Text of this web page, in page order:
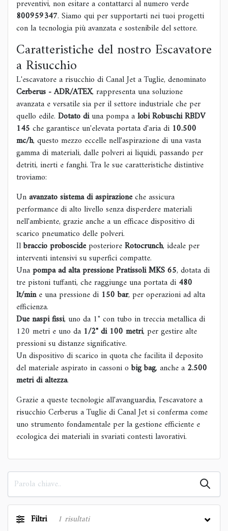
preventivi, non esitare a contattarci al numero verde
800959347. Siamo qui per supportarti nei tuoi progetti
con la tecnologia più avanzata e sostenibile del settore.
Caratteristiche del nostro Escavatore
a Risucchio
L'escavatore a risucchio di Canal Jet a Tuglie, denominato
Cerberus - ADR/ATEX, rappresenta una soluzione
avanzata e versatile sia per il settore industriale che per
quello edile. Dotato diuna pompa alobi Robuschi RBDV
145 che garantisce un'elevata portata d'aria di 10.500
mc/h, questo mezzo eccelle nell'aspirazione di una vasta
gamma di materiali, dalle polveri ai liquidi, passando per
detriti, inerti e fanghi. Tra le sue caratteristiche distintive
troviamo:
Unavanzato sistema di aspirazioneche assicura
performance di alto livello senza disperdere materiali
nell'ambiente, grazie anche a un efficace dispositivo di
scarico pneumatico delle polveri.
Ilbraccio proboscideposterioreRotocrunch, ideale per
interventi intensivi su superfici compatte.
Unapompa ad alta pressione Pratissoli MKS 65, dotata di
tre pistoni tuffanti, che raggiunge una portata di 480
lt/mine una pressione di 150 bar, per operazioni ad alta
efficienza.
Due naspi fissi, uno da 1" con tubo in treccia metallica di
120 metri e uno da 1/2" di 100 metri, per gestire alte
pressioni su distanze significative.
Un dispositivo di scarico in quota che facilita il deposito
del materiale aspirato in cassoni obig bag, anche a 2.500
metri di altezza.
Grazie a queste tecnologie all'avanguardia, l'escavatore a
risucchio Cerberus a Tuglie di Canal Jet si conferma come
uno strumento fondamentale per la gestione efficiente e
ecologica dei materiali in svariati contesti lavorativi.
Filtri 1 risultati